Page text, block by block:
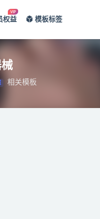
权益
VIP
模板标签
械
相关模板